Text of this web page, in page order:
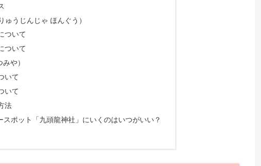
ゅうじんじゃ ほんぐう）
ついて
ついて
や）
いて
いて
法
ポット「九頭龍神社」にいくのはいつがいい？